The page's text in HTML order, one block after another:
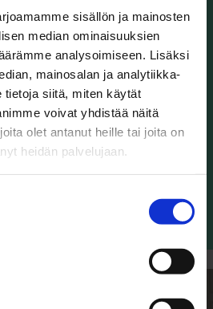
sisällön ja mainosten
median ominaisuuksien
analysoimiseen. Lisäksi
mainosalan ja analytiikka-
tietoja siitä, miten käytät
voivat yhdistää näitä
olet antanut heille tai joita on
heidän palvelujaan.
BYSTRÖMIN OHJAAMO
ja
kehittää digitaalista
Vinkkejä oikean ja